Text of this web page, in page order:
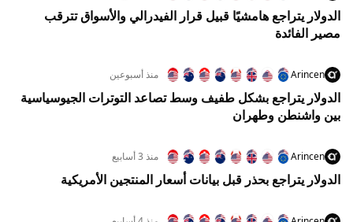
الدولار يتراجع هامشيًا قبيل قرار الفيدرالي والأسواق تترقب
مصير الفائدة
Arincen منذ أسبوعين
الدولار يتراجع بشكل طفيف وسط تصاعد التوترات الجيوسياسية
بين واشنطن وطهران
Arincen منذ 3 أسابيع
الدولار يتراجع بحذر قبل بيانات أسعار المنتجين الأمريكية